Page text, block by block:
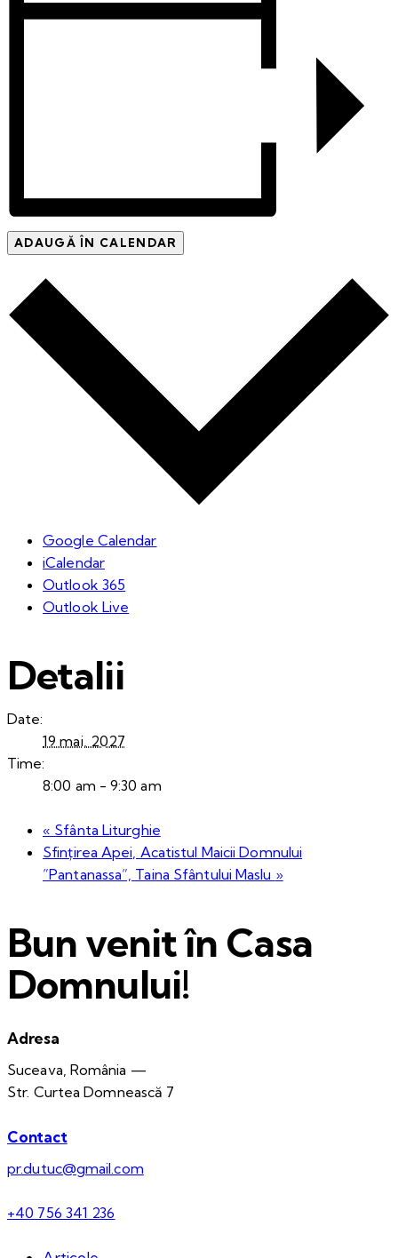
ADAUGĂ ÎN CALENDAR
Google Calendar
iCalendar
Outlook 365
Outlook Live
Detalii
Date:
19 mai, 2027
Time:
8:00 am - 9:30 am
« Sfânta Liturghie
Sfințirea Apei, Acatistul Maicii Domnului
”Pantanassa”, Taina Sfântului Maslu »
Bun venit în Casa
Domnului!
Adresa
Suceava, România —
Str. Curtea Domnească 7
Contact
pr.dutuc@gmail.com
+40 756 341 236